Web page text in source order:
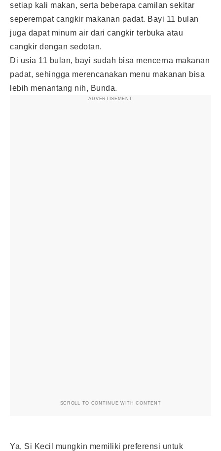
setiap kali makan, serta beberapa camilan sekitar
seperempat cangkir makanan padat. Bayi 11 bulan
juga dapat minum air dari cangkir terbuka atau
cangkir dengan sedotan.
Di usia 11 bulan, bayi sudah bisa mencerna makanan
padat, sehingga merencanakan menu makanan bisa
lebih menantang nih, Bunda.
ADVERTISEMENT
SCROLL TO CONTINUE WITH CONTENT
Ya, Si Kecil mungkin memiliki preferensi untuk